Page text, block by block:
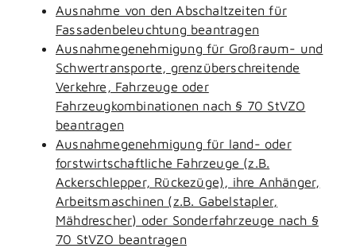
Ausnahme von den Abschaltzeiten für
Fassadenbeleuchtung beantragen
Ausnahmegenehmigung für Großraum- und
Schwertransporte, grenzüberschreitende
Verkehre, Fahrzeuge oder
Fahrzeugkombinationen nach § 70 StVZO
beantragen
Ausnahmegenehmigung für land- oder
forstwirtschaftliche Fahrzeuge (z.B.
Ackerschlepper, Rückezüge), ihre Anhänger,
Arbeitsmaschinen (z.B. Gabelstapler,
Mähdrescher) oder Sonderfahrzeuge nach §
70 StVZO beantragen